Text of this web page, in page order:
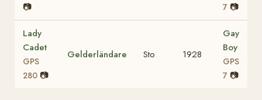
📷
7 📷
Lady
Cadet
GPS
280 📷
Gelderländare Sto 1928
Gay
Boy
GPS
7 📷